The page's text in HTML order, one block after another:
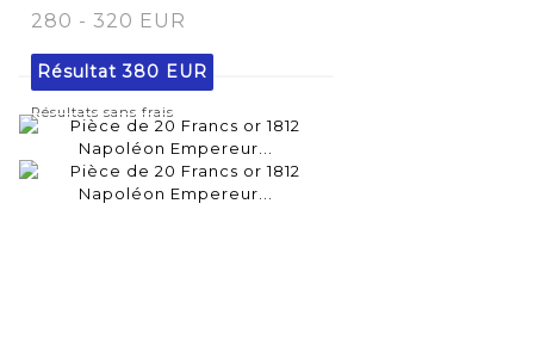
280 - 320 EUR
Résultat380 EUR
Résultats sans frais